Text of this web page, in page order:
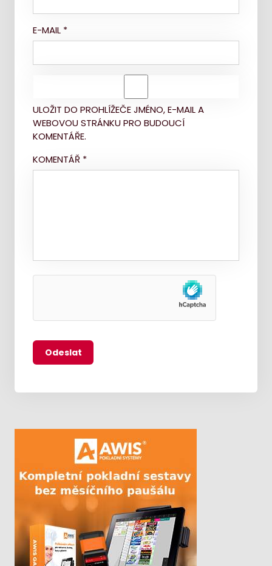
E-MAIL *
ULOŽIT DO PROHLÍŽEČE JMÉNO, E-MAIL A
WEBOVOU STRÁNKU PRO BUDOUCÍ
KOMENTÁŘE.
KOMENTÁŘ *